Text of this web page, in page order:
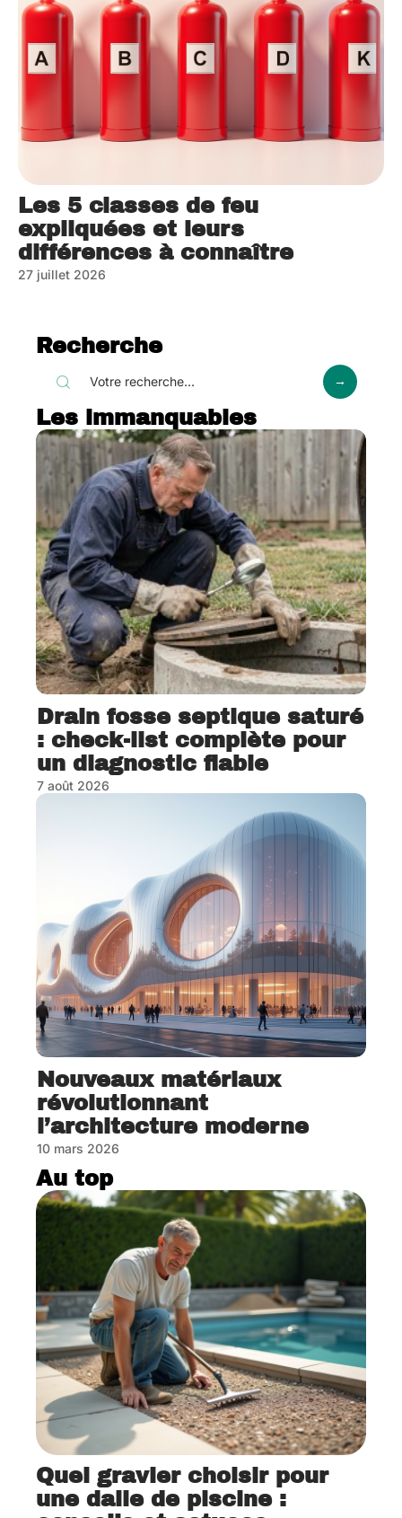
Les 5 classes de feu
expliquées et leurs
différences à connaître
27 juillet 2026
Recherche
Les immanquables
Drain fosse septique saturé
: check-list complète pour
un diagnostic fiable
7 août 2026
Nouveaux matériaux
révolutionnant
l’architecture moderne
10 mars 2026
Au top
Quel gravier choisir pour
une dalle de piscine :